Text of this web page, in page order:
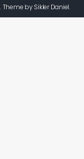
by Sikler Daniel.